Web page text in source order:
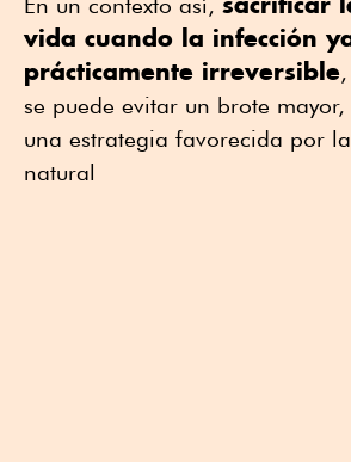
En un contexto así,
vida cuando la infección
prácticamente irreversible
se puede evitar un brote
una estrategia favorecida por
natural